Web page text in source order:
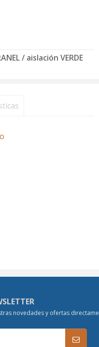
/ aislación VERDE
novedades y ofertas